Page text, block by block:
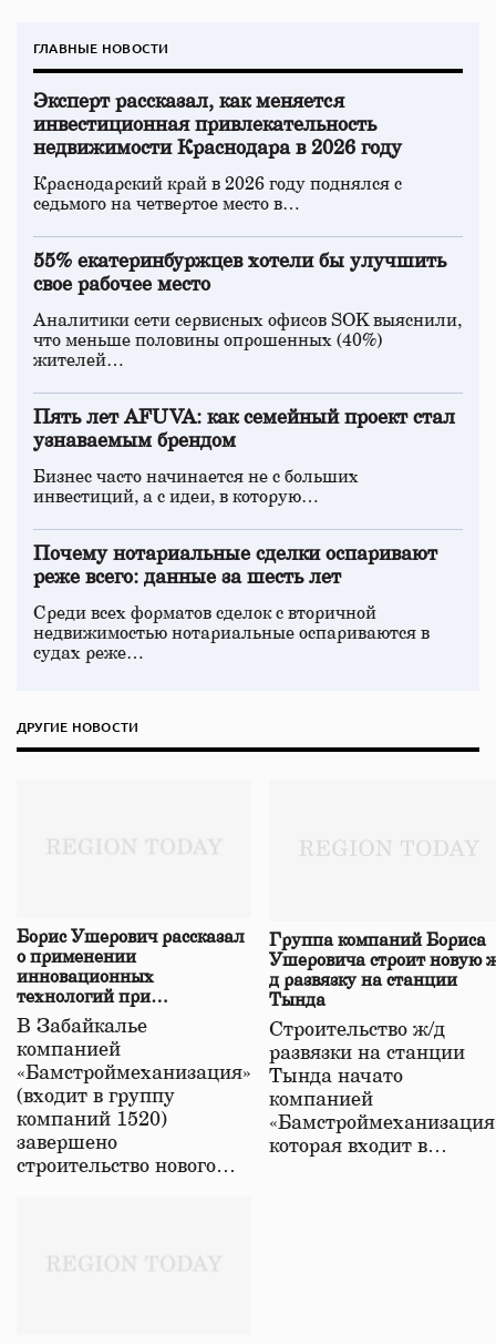
ГЛАВНЫЕ НОВОСТИ
Эксперт рассказал, как меняется
инвестиционная привлекательность
недвижимости Краснодара в 2026 году
Краснодарский край в 2026 году поднялся с
седьмого на четвертое место в…
55% екатеринбуржцев хотели бы улучшить
свое рабочее место
Аналитики сети сервисных офисов SOK выяснили,
что меньше половины опрошенных (40%)
жителей…
Пять лет AFUVA: как семейный проект стал
узнаваемым брендом
Бизнес часто начинается не с больших
инвестиций, а с идеи, в которую…
Почему нотариальные сделки оспаривают
реже всего: данные за шесть лет
Среди всех форматов сделок с вторичной
недвижимостью нотариальные оспариваются в
судах реже…
ДРУГИЕ НОВОСТИ
Борис Ушерович рассказал
о применении
инновационных
технологий при
строительстве нового моста
в Забайкалье
В Забайкалье
компанией
«Бамстроймеханизация»
(входит в группу
компаний 1520)
завершено
строительство нового…
Группа компаний Бориса
Ушеровича строит новую
д развязку на станции
Тында
Строительство ж/д
развязки на станции
Тында начато
компанией
которая входит в…